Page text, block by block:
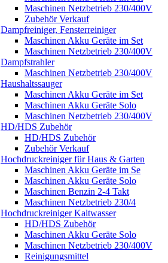
Maschinen Netzbetrieb 230/400V
Zubehör Verkauf
Dampfreiniger, Fensterreiniger
Maschinen Akku Geräte im Set
Maschinen Netzbetrieb 230/400V
Dampfstrahler
Maschinen Netzbetrieb 230/400V
Haushaltssauger
Maschinen Akku Geräte im Set
Maschinen Akku Geräte Solo
Maschinen Netzbetrieb 230/400V
HD/HDS Zubehör
HD/HDS Zubehör
Zubehör Verkauf
Hochdruckreiniger für Haus & Garten
Maschinen Akku Geräte im Se
Maschinen Akku Geräte Solo
Maschinen Benzin 2-4 Takt
Maschinen Netzbetrieb 230/4
Hochdruckreiniger Kaltwasser
HD/HDS Zubehör
Maschinen Akku Geräte Solo
Maschinen Netzbetrieb 230/400V
Reinigungsmittel